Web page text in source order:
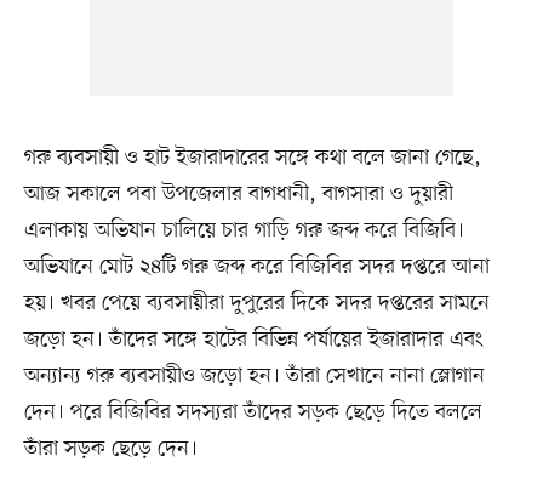
গরু ব্যবসায়ী ও হাট ইজারাদারের সঙ্গে কথা বলে জানা গেছে,
আজ সকালে পবা উপজেলার বাগধানী, বাগসারা ও দুয়ারী
এলাকায় অভিযান চালিয়ে চার গাড়ি গরু জব্দ করে বিজিবি।
অভিযানে মোট ২৪টি গরু জব্দ করে বিজিবির সদর দপ্তরে আনা
হয়। খবর পেয়ে ব্যবসায়ীরা দুপুরের দিকে সদর দপ্তরের সামনে
জড়ো হন। তাঁদের সঙ্গে হাটের বিভিন্ন পর্যায়ের ইজারাদার এবং
অন্যান্য গরু ব্যবসায়ীও জড়ো হন। তাঁরা সেখানে নানা স্লোগান
দেন। পরে বিজিবির সদস্যরা তাঁদের সড়ক ছেড়ে দিতে বললে
তাঁরা সড়ক ছেড়ে দেন।